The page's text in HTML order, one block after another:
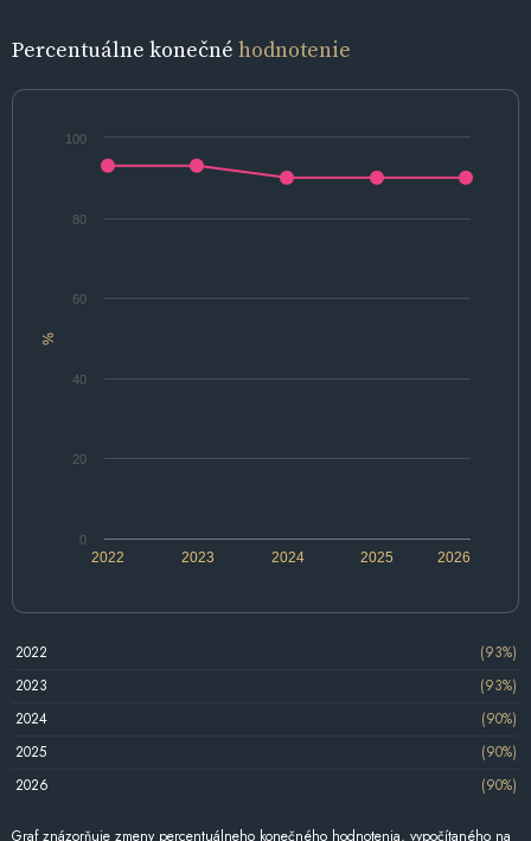
Percentuálne konečné hodnotenie
%
2022 2024 2026
2023 2025
0
20
40
60
80
100
2022
(93%)
2023
(93%)
2024
(90%)
2025
(90%)
2026
(90%)
Graf znázorňuje zmeny percentuálneho konečného hodnotenia, vypočítaného na